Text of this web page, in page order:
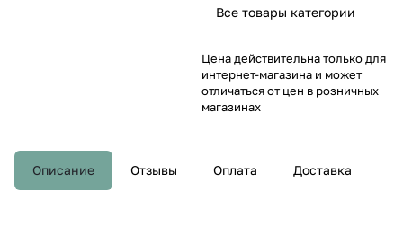
Все товары категории
Цена действительна только для
интернет-магазина и может
отличаться от цен в розничных
магазинах
Описание Отзывы Оплата Доставка